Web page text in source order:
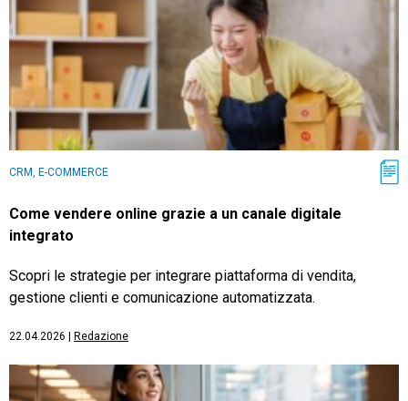
CRM, E-COMMERCE
Come vendere online grazie a un canale digitale
integrato
Scopri le strategie per integrare piattaforma di vendita,
gestione clienti e comunicazione automatizzata.
22.04.2026 Redazione